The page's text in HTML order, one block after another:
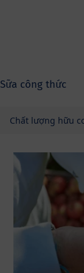
Sữa công thức
Chất lượng hữu